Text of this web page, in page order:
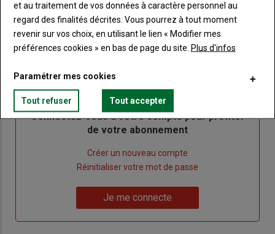
titre
TITRE IDENTIFIEZ-VOUS
Body
Connectez-vous à votre compte pour profiter
de votre abonnement
Créer un nouveau compte
de
Réinitialiser votre mot de passe
me
Je me connecte
et au traitement de vos données à caractère personnel au
regard des finalités décrites. Vous pourrez à tout moment
revenir sur vos choix, en utilisant le lien « Modifier mes
préférences cookies » en bas de page du site. Plus d'infos
Paramétrer mes cookies
Tout refuser Tout accepter